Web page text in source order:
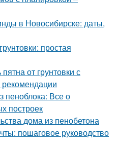
в Новосибирске: даты,
простая
от грунтовки с
рекомендации
Все о
построек
дома из пенобетона
пошаговое руководство